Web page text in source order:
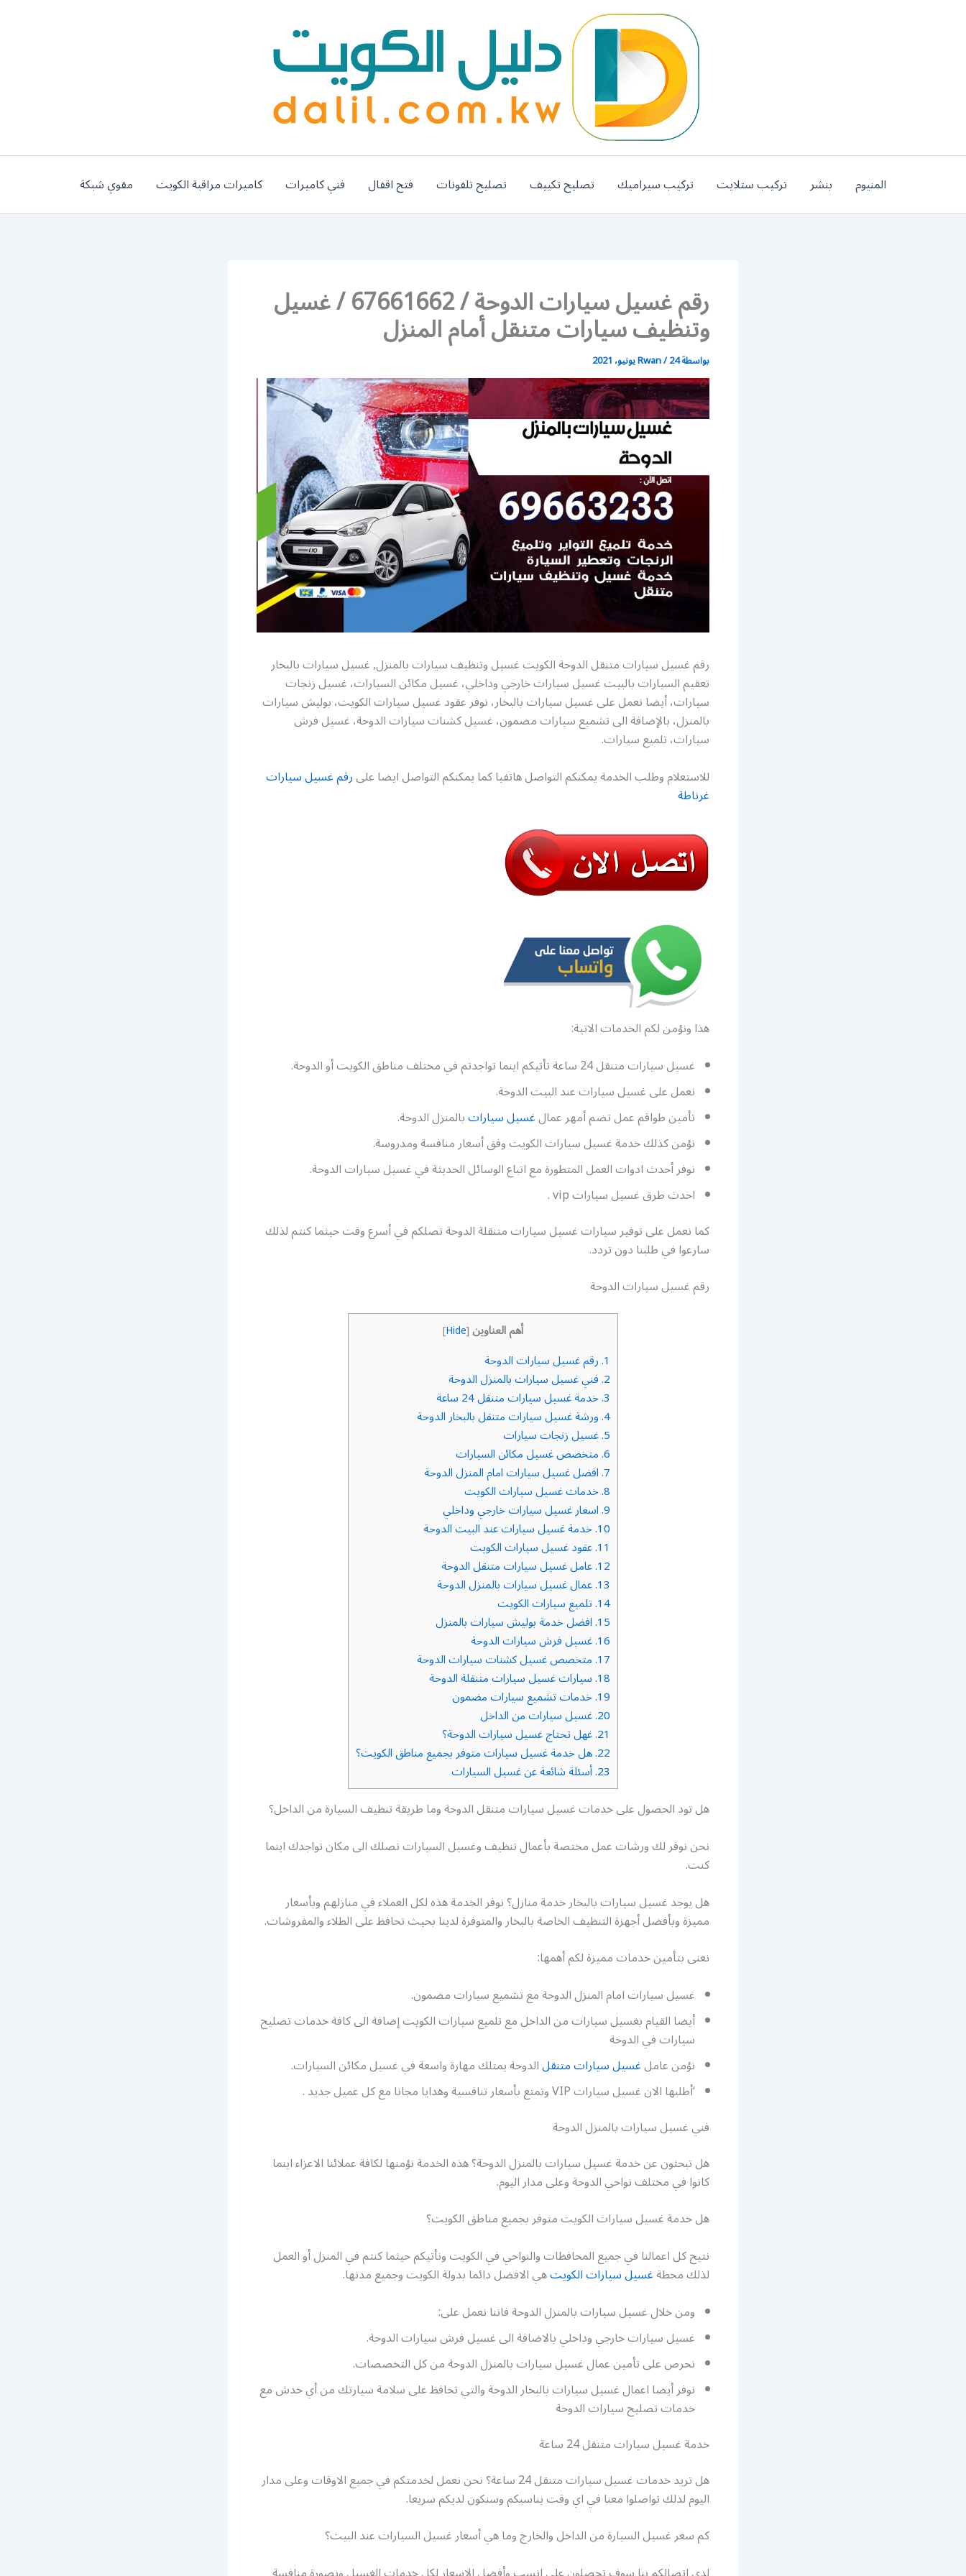
المنيوم بنشر تركيب ستلايت تركيب سيراميك تصليح تكييف تصليح تلفونات فتح اقفال فني كاميرات كاميرات مراقبة الكويت مقوي شبكة
رقم غسيل سيارات الدوحة / 67661662 / غسيل
وتنظيف سيارات متنقل أمام المنزل
بواسطة Rwan/24 يونيو، 2021
رقم غسيل سيارات متنقل الدوحة الكويت غسيل وتنظيف سيارات بالمنزل, غسيل سيارات بالبخار
تعقيم السيارات بالبيت غسيل سيارات خارجي وداخلي، غسيل مكائن السيارات، غسيل زنجات
سيارات، أيضا نعمل على غسيل سيارات بالبخار، نوفر عقود غسيل سيارات الكويت، بوليش سيارات
بالمنزل، بالإضافة الى تشميع سيارات مضمون، غسيل كشنات سيارات الدوحة، غسيل فرش
سيارات، تلميع سيارات.
للاستعلام وطلب الخدمة يمكنكم التواصل هاتفيا كما يمكنكم التواصل ايضا علىرقم غسيل سيارات
غرناطة
هذا ونؤمن لكم الخدمات الاتية:
غسيل سيارات متنقل 24 ساعة تأتيكم اينما تواجدتم في مختلف مناطق الكويت أو الدوحة.
نعمل على غسيل سيارات عند البيت الدوحة.
تأمين طواقم عمل تضم أمهر عمالغسيل سياراتبالمنزل الدوحة.
نؤمن كذلك خدمة غسيل سيارات الكويت وفق أسعار منافسة ومدروسة.
نوفر أحدث ادوات العمل المتطورة مع اتباع الوسائل الحديثة في غسيل سيارات الدوحة.
احدث طرق غسيل سيارات vip .
كما نعمل على توفير سيارات غسيل سيارات متنقلة الدوحة تصلكم في أسرع وقت حيثما كنتم لذلك
سارعوا في طلبنا دون تردد.
رقم غسيل سيارات الدوحة
أهم العناوين [
Hide
]
1. رقم غسيل سيارات الدوحة
2. فني غسيل سيارات بالمنزل الدوحة
3. خدمة غسيل سيارات متنقل 24 ساعة
4. ورشة غسيل سيارات متنقل بالبخار الدوحة
5. غسيل زنجات سيارات
6. متخصص غسيل مكائن السيارات
7. افضل غسيل سيارات امام المنزل الدوحة
8. خدمات غسيل سيارات الكويت
9. اسعار غسيل سيارات خارجي وداخلي
10. خدمة غسيل سيارات عند البيت الدوحة
11. عقود غسيل سيارات الكويت
12. عامل غسيل سيارات متنقل الدوحة
13. عمال غسيل سيارات بالمنزل الدوحة
14. تلميع سيارات الكويت
15. افضل خدمة بوليش سيارات بالمنزل
16. غسيل فرش سيارات الدوحة
17. متخصص غسيل كشنات سيارات الدوحة
18. سيارات غسيل سيارات متنقلة الدوحة
19. خدمات تشميع سيارات مضمون
20. غسيل سيارات من الداخل
21. غهل تحتاج غسيل سيارات الدوحة؟
22. هل خدمة غسيل سيارات متوفر بجميع مناطق الكويت؟
23. أسئلة شائعة عن غسيل السيارات
هل تود الحصول على خدمات غسيل سيارات متنقل الدوحة وما طريقة تنظيف السيارة من الداخل؟
نحن نوفر لك ورشات عمل مختصة بأعمال تنظيف وغسيل السيارات تصلك الى مكان تواجدك اينما
كنت.
هل يوجد غسيل سيارات بالبخار خدمة منازل؟ نوفر الخدمة هذه لكل العملاء في منازلهم وبأسعار
مميزة وبأفضل أجهزة التنظيف الخاصة بالبخار والمتوفرة لدينا بحيث تحافظ على الطلاء والمفروشات.
نعنى بتأمين خدمات مميزة لكم أهمها:
غسيل سيارات امام المنزل الدوحة مع تشميع سيارات مضمون.
أيضا القيام بغسيل سيارات من الداخل مع تلميع سيارات الكويت إضافة الى كافة خدمات تصليح
سيارات في الدوحة
نؤمن عاملغسيل سيارات متنقلالدوحة يمتلك مهارة واسعة في غسيل مكائن السيارات.
‘أطلبها الان غسيل سيارات VIP وتمتع بأسعار تنافسية وهدايا مجانا مع كل عميل جديد .
فني غسيل سيارات بالمنزل الدوحة
هل تبحثون عن خدمة غسيل سيارات بالمنزل الدوحة؟ هذه الخدمة نؤمنها لكافة عملائنا الاعزاء اينما
كانوا في مختلف نواحي الدوحة وعلى مدار اليوم.
هل خدمة غسيل سيارات الكويت متوفر بجميع مناطق الكويت؟
نتيح كل اعمالنا في جميع المحافظات والنواحي في الكويت ونأتيكم حيثما كنتم في المنزل أو العمل
لذلك محطةغسيل سيارات الكويتهي الافضل دائما بدولة الكويت وجميع مدنها.
ومن خلال غسيل سيارات بالمنزل الدوحة فاننا نعمل على:
غسيل سيارات خارجي وداخلي بالاضافة الى غسيل فرش سيارات الدوحة.
نحرص على تأمين عمال غسيل سيارات بالمنزل الدوحة من كل التخصصات.
نوفر أيضا اعمال غسيل سيارات بالبخار الدوحة والتي تحافظ على سلامة سيارتك من أي خدش مع
خدمات تصليح سيارات الدوحة
خدمة غسيل سيارات متنقل 24 ساعة
هل تريد خدمات غسيل سيارات متنقل 24 ساعة؟ نحن نعمل لخدمتكم في جميع الاوقات وعلى مدار
اليوم لذلك تواصلوا معنا في اي وقت يناسبكم وسنكون لديكم سريعا.
كم سعر غسيل السيارة من الداخل والخارج وما هي أسعار غسيل السيارات عند البيت؟